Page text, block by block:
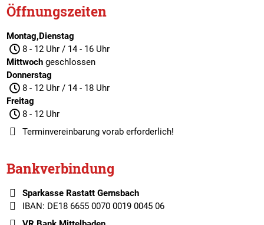
Öffnungszeiten
Montag,Dienstag
8 - 12 Uhr / 14 - 16 Uhr
Mittwochgeschlossen
Donnerstag
8 - 12 Uhr / 14 - 18 Uhr
Freitag
8 - 12 Uhr
Terminvereinbarungvorab erforderlich!
Bankverbindung
Sparkasse Rastatt Gernsbach
IBAN: DE18 6655 0070 0019 0045 06